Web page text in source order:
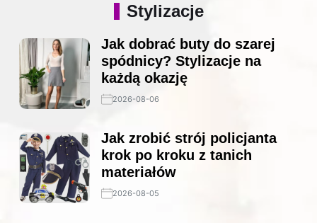
Stylizacje
Jak dobrać buty do szarej
spódnicy? Stylizacje na
każdą okazję
2026-08-06
Jak zrobić strój policjanta
krok po kroku z tanich
materiałów
2026-08-05